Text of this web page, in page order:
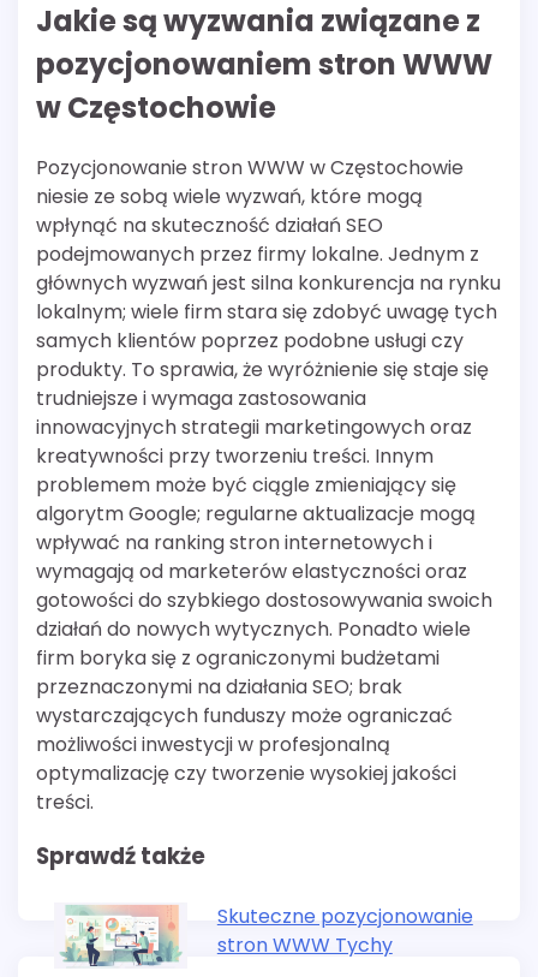
Jakie są wyzwania związane z
pozycjonowaniem stron WWW
w Częstochowie
Pozycjonowanie stron WWW w Częstochowie
niesie ze sobą wiele wyzwań, które mogą
wpłynąć na skuteczność działań SEO
podejmowanych przez firmy lokalne. Jednym z
głównych wyzwań jest silna konkurencja na rynku
lokalnym; wiele firm stara się zdobyć uwagę tych
samych klientów poprzez podobne usługi czy
produkty. To sprawia, że wyróżnienie się staje się
trudniejsze i wymaga zastosowania
innowacyjnych strategii marketingowych oraz
kreatywności przy tworzeniu treści. Innym
problemem może być ciągle zmieniający się
algorytm Google; regularne aktualizacje mogą
wpływać na ranking stron internetowych i
wymagają od marketerów elastyczności oraz
gotowości do szybkiego dostosowywania swoich
działań do nowych wytycznych. Ponadto wiele
firm boryka się z ograniczonymi budżetami
przeznaczonymi na działania SEO; brak
wystarczających funduszy może ograniczać
możliwości inwestycji w profesjonalną
optymalizację czy tworzenie wysokiej jakości
treści.
Sprawdź także
Skuteczne pozycjonowanie
stron WWW Tychy